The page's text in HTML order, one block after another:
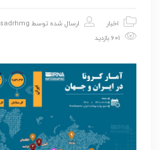
اخبار ارسال شده توسط sadrhmg